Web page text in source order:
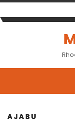
Skip
to
AJABU